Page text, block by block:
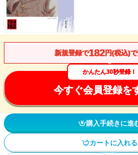
新規登録で182円(税込)で
かんたん30秒登録！
今すぐ会員登録を
購入手続きに進
カートに入れる